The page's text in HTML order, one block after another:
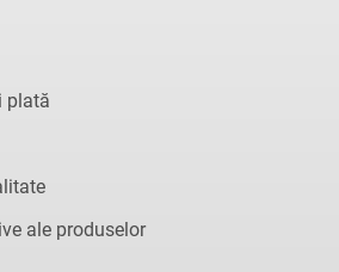
plată
ale produselor